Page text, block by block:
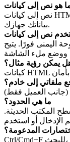
نص إلى كيانات HTML أداة مجانية تعمل داخل المتصفح. لا تغادر
بياناتك جهازك.
اليمنى فورًا. يتيح
يمكن رؤية مثال؟
ملفاتي إلى خادم؟
ما هي الحدود؟
المكتب الحديثة.
المدعومة؟
Ctrl/Cmd+F للبحث، Ctrl/Cmd+C للنسخ، Ctrl/Cmd+V للصق. يوفّر